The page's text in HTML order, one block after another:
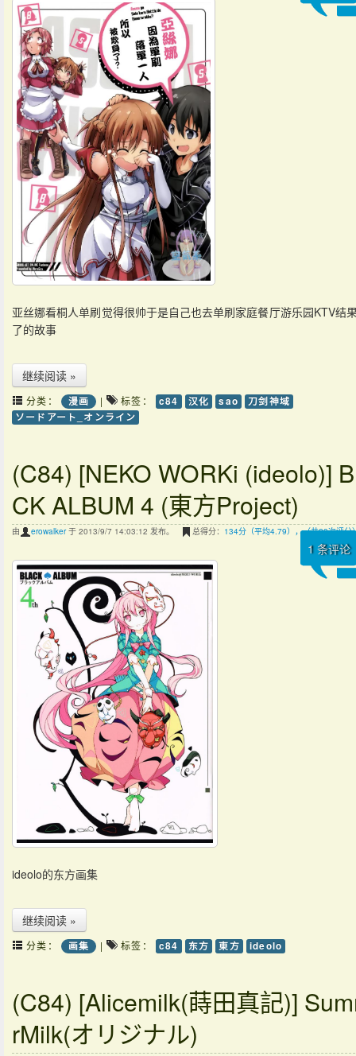
亚丝娜看桐人单刷觉得很帅于是自己也去单刷家庭餐厅游乐园KTV结
了的故事
继续阅读 »
分类： 漫画 | 标签： c84 汉化 sao
刀剑神域
ソードアート_オンライン
(C84) [NEKO WORKi (ideolo)]
CK ALBUM 4 (東方Project)
由 erowalker于 2013/9/7 14:03:12 发布。 总得分： 134分（平均4.79），（共28次评分
1 条评论
ideolo的东方画集
继续阅读 »
分类： 画集 | 标签： c84 东方 東方 ideolo
(C84) [Alicemilk(蒔田真記)]
rMilk(オリジナル)